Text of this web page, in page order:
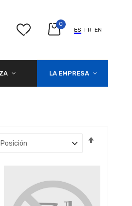
0
ES FR EN
LA EMPRESA